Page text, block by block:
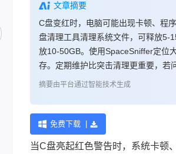
文章摘要
C盘变红时，电脑可能出现卡顿、程
盘清理工具清理系统文件，可释放5-
放10-50GB。使用SpaceSniffer定位
存。定期维护比突击清理更重要，若
摘要由平台通过智能技术生成
免费下载 |
当C盘亮起红色警告时，系统卡顿